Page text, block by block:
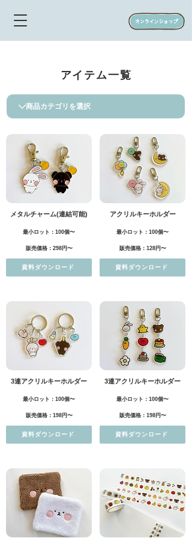
アイテム一覧
メタルチャーム(連結可能)
最小ロット：100個〜
販売価格：298円〜
資料ダウンロード
3連アクリルキーホルダー
最小ロット：100個〜
販売価格：198円〜
資料ダウンロード
アクリルキーホルダー
最小ロット：100個〜
販売価格：128円〜
資料ダウンロード
3連アクリルキーホルダー
最小ロット：100個〜
販売価格：198円〜
資料ダウンロード